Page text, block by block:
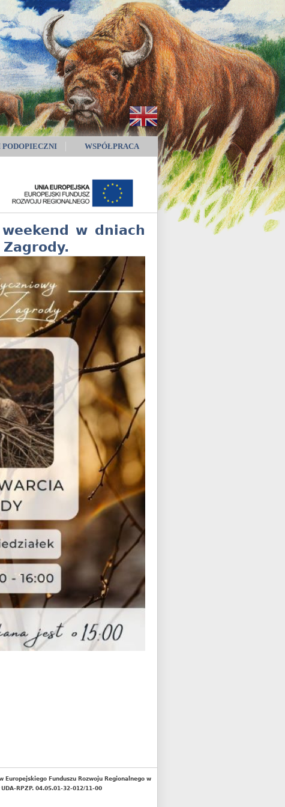
PODOPIECZNI WSPÓŁPRACA
w dniach
Funduszu Rozwoju Regionalnego w
RPZP. 04.05.01-32-012/11-00